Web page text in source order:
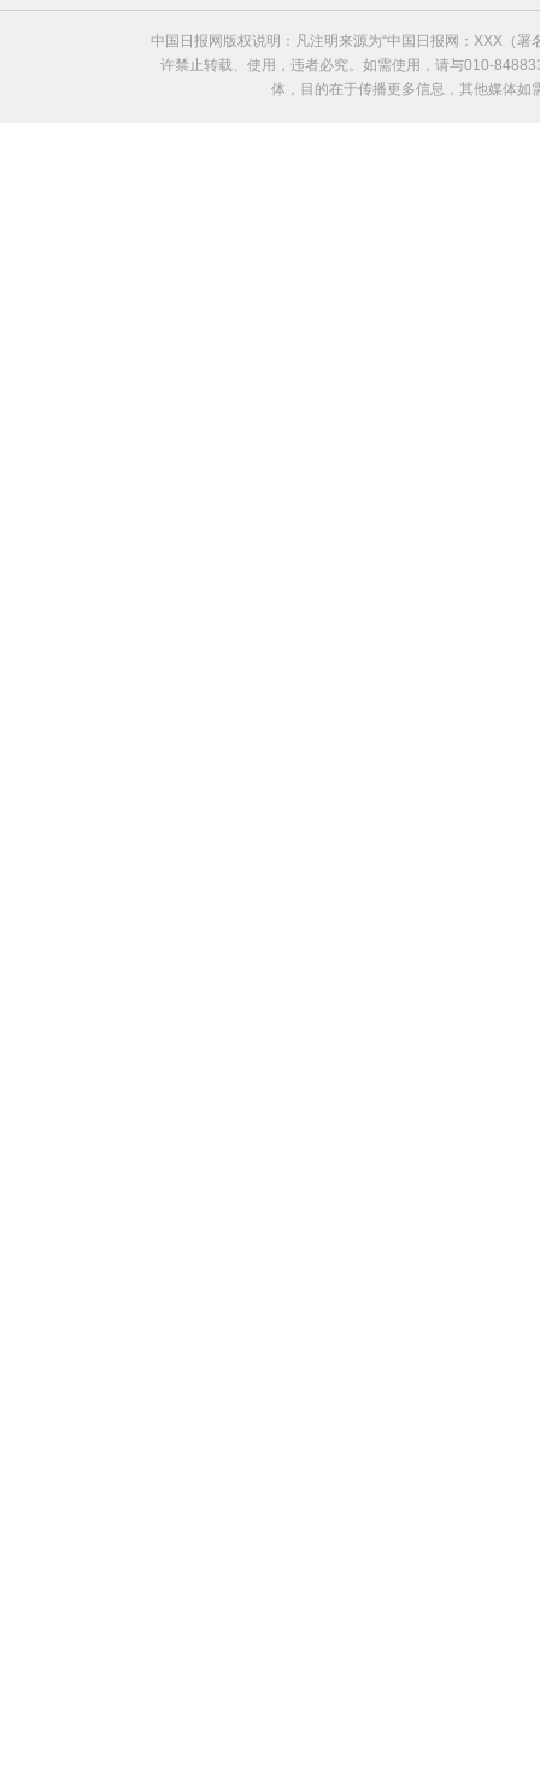
中国日报网版权说明：凡注明来源为“中国日报网：XXX（
许禁止转载、使用，违者必究。如需使用，请与010-
体，目的在于传播更多信息，其他媒体